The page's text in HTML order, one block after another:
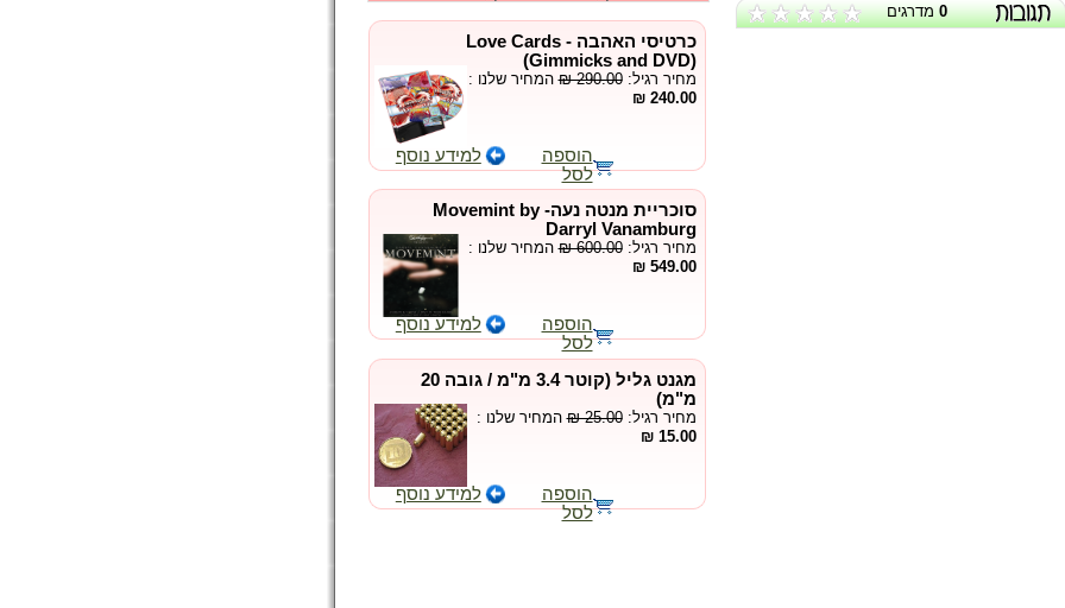
0מדרגים
כרטיסי האהבה - Love Cards
(Gimmicks and DVD)
מחיר רגיל:₪ 290.00המחיר שלנו :
240.00 ₪
הוספה
לסל
למידע נוסף
סוכריית מנטה נעה- Movemint by
Darryl Vanamburg
מחיר רגיל:₪ 600.00המחיר שלנו :
549.00 ₪
הוספה
לסל
למידע נוסף
מגנט גליל (קוטר 3.4 מ"מ / גובה 20
מ"מ)
מחיר רגיל:₪ 25.00המחיר שלנו :
15.00 ₪
הוספה
לסל
למידע נוסף